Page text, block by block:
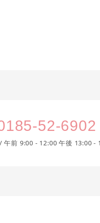
52-6902
午前 9:00 - 12:00午後 13:00 -